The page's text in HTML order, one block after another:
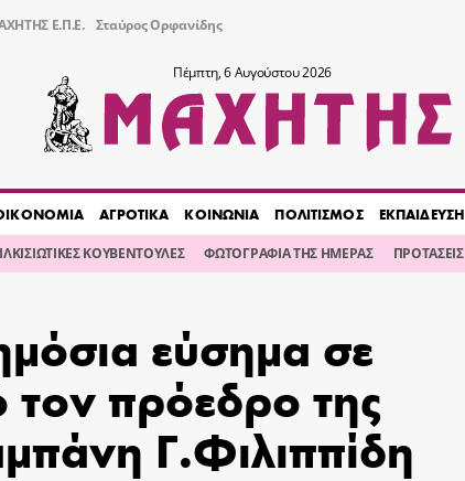
Ε.Π.Ε. Σταύρος Ορφανίδης
Πέμπτη, 6 Αυγούστου 2026
ΑΓΡΟΤΙΚΑ ΚΟΙΝΩΝΙΑ ΠΟΛΙΤΙΣΜΟΣ ΕΚΠΑΙΔΕΥΣΗ
ΚΟΥΒΕΝΤΟΥΛΕΣ ΦΩΤΟΓΡΑΦΙΑ ΤΗΣ ΗΜΕΡΑΣ ΠΡΟΤΑΣΕΙΣ
εύσημα σε
τον πρόεδρο της
Γ.Φιλιππίδη